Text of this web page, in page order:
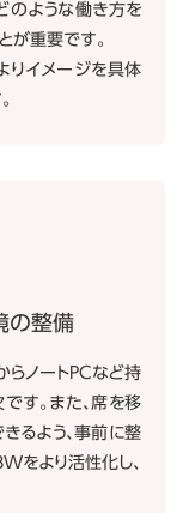
のような働き方を
が重要です。
りイメージを具体
の整備
らノートPCなど持
す。また、席を移
るよう、事前に整
をより活性化し、